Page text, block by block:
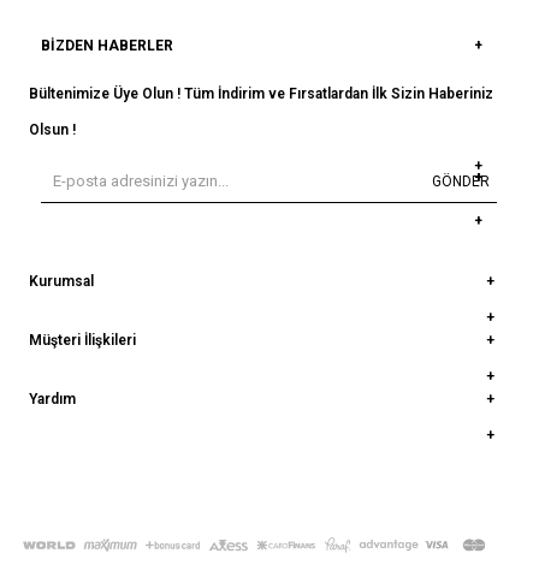
BIZDEN HABERLER
Bültenimize Üye Olun ! Tüm İndirim ve Fırsatlardan İlk Sizin Haberiniz
Olsun !
GÖNDER
Kurumsal
Müşteri İlişkileri
Yardım